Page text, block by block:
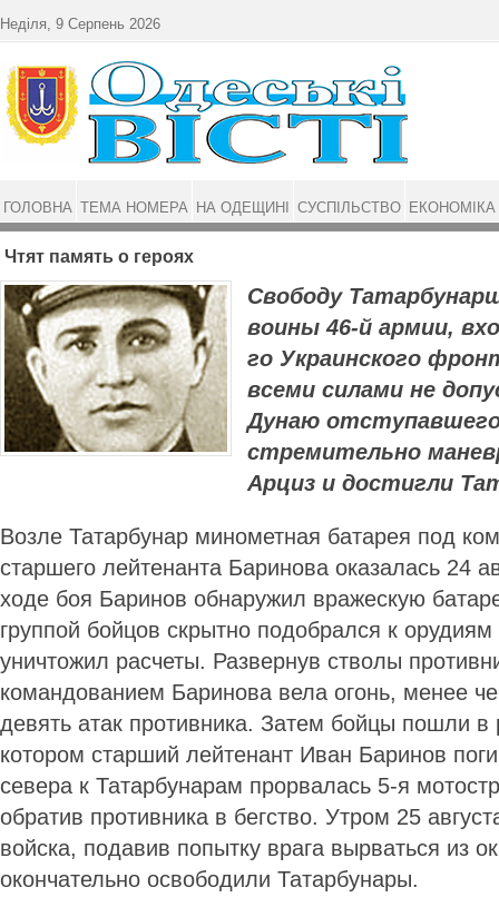
Чтят память о героях
Свободу
воины 46-й армии,
го Украинского
всеми силами не
Дунаю
стремительно
Арциз и достигли
Возле Татарбунар минометная батарея под
старшего лейтенанта Баринова оказалась 24
ходе боя Баринов обнаружил вражескую
группой бойцов скрытно подобрался к
уничтожил расчеты. Развернув стволы
командованием Баринова вела огонь, менее
девять атак противника. Затем бойцы пошли
котором старший лейтенант Иван Баринов
севера к Татарбунарам прорвалась 5-я
обратив противника в бегство. Утром 25
войска, подавив попытку врага вырваться из
окончательно освободили Татарбунары.
Неділя, 9 Серпень 2026
ГОЛОВНА ТЕМА НОМЕРА НА ОДЕЩИНІ СУСПІЛЬСТВО ЕКОНОМІКА